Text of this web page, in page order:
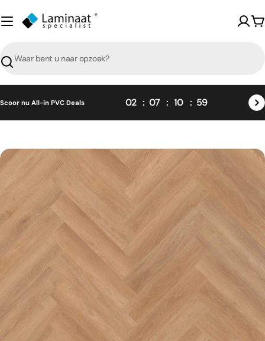
naar
content
Zoeken
Scoor nu All-in PVC Deals 02 07 10 58
Skip